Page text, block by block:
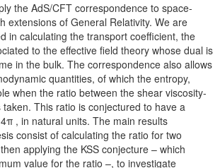
the AdS/CFT correspondence to space-
extensions of General Relativity. We are
in calculating the transport coefficient, the
to the effective field theory whose dual is
in the bulk. The correspondence also allows
quantities, of which the entropy,
when the ratio between the shear viscosity-
This ratio is conjectured to have a
, in natural units. The main results
consist of calculating the ratio for two
applying the KSS conjecture – which
value for the ratio –, to investigate